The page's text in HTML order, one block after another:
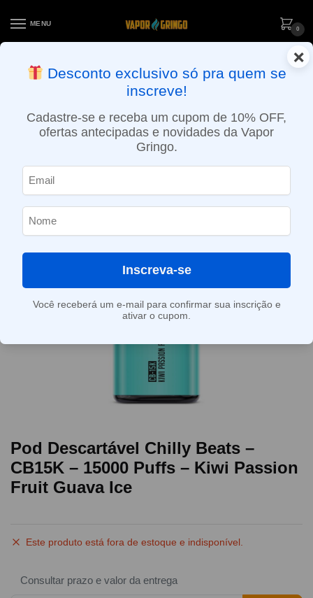
MENU
0
ENTREGA NO MESMO DIA EM SÃO PAULO (SEG A SEX): PEDIDOS
APROVADOS ATÉ 15:30 VIA MOTOBOY
Pod Descartável Chilly Beats –
CB15K – 15000 Puffs – Kiwi Passion
Fruit Guava Ice
Este produto está fora de estoque e indisponível.
Consultar prazo e valor da entrega
×
Desconto exclusivo só pra quem se
inscreve!
Cadastre-se e receba um cupom de 10% OFF,
ofertas antecipadas e novidades da Vapor
Gringo.
Inscreva-se
Você receberá um e-mail para confirmar sua inscrição e
ativar o cupom.